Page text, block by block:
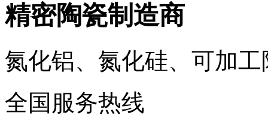
精密陶瓷制造商
氮化铝、氮化硅、可加
全国服务热线